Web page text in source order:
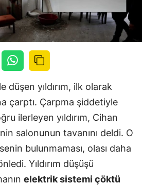
düşen yıldırım, ilk olarak
çarptı. Çarpma şiddetiyle
ilerleyen yıldırım, Cihan
salonunun tavanını deldi. O
bulunmaması, olası daha
Yıldırım düşüşü
elektrik sistemi çöktü